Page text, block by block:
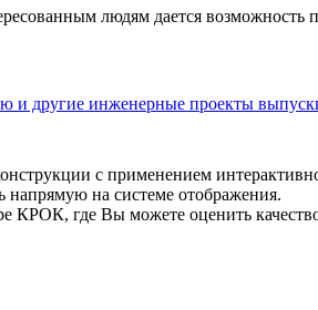
людям дается возможность
и другие инженерные проекты
с применением
напрямую на системе отображения.
КРОК, где Вы можете оценить